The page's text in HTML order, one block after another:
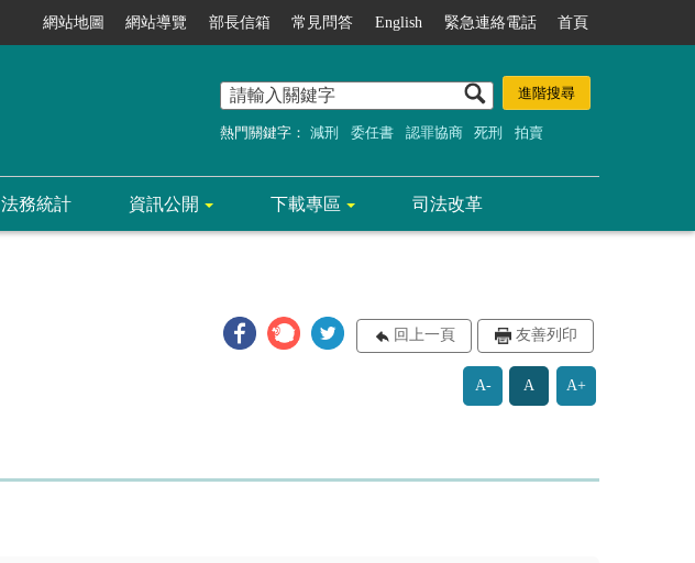
網站地圖 網站導覽 部長信箱 常見問答 English 緊急連絡電話 首頁
熱門關鍵字： 減刑 委任書 認罪協商 死刑 拍賣
法務統計 資訊公開 下載專區 司法改革
回上一頁 友善列印
A- A A+